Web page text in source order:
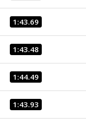
1:43.69
1:43.48
1:44.49
1:43.93